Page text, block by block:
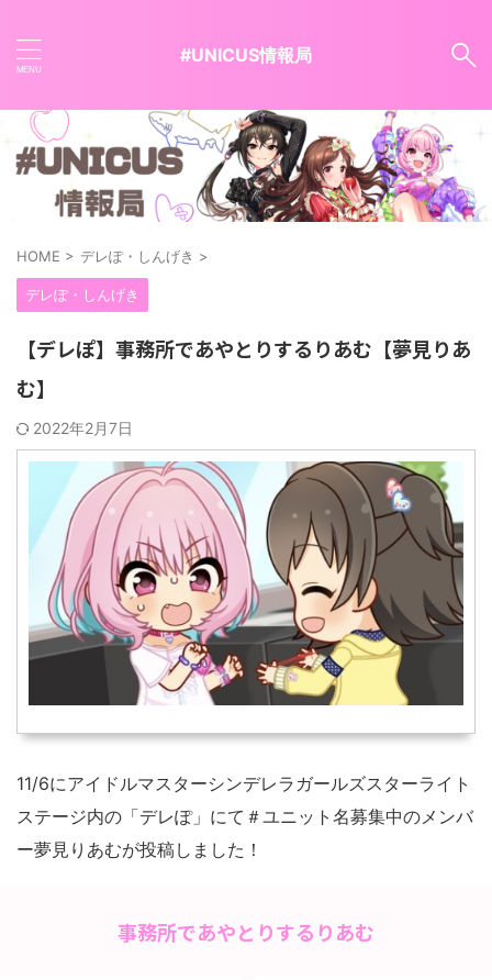
#UNICUS情報局
HOME > デレぽ・しんげき >
デレぽ・しんげき
【デレぽ】事務所であやとりするりあむ【夢見りあ
む】
2022年2月7日
11/6にアイドルマスターシンデレラガールズスターライト
ステージ内の「デレぽ」にて＃ユニット名募集中のメンバ
ー夢見りあむが投稿しました！
事務所であやとりするりあむ